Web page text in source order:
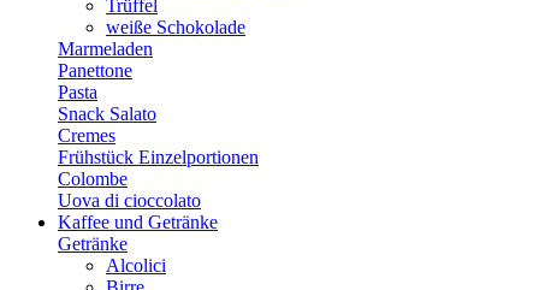
Trüffel
weiße Schokolade
Marmeladen
Panettone
Pasta
Snack Salato
Cremes
Frühstück Einzelportionen
Colombe
Uova di cioccolato
Kaffee und Getränke
Getränke
Alcolici